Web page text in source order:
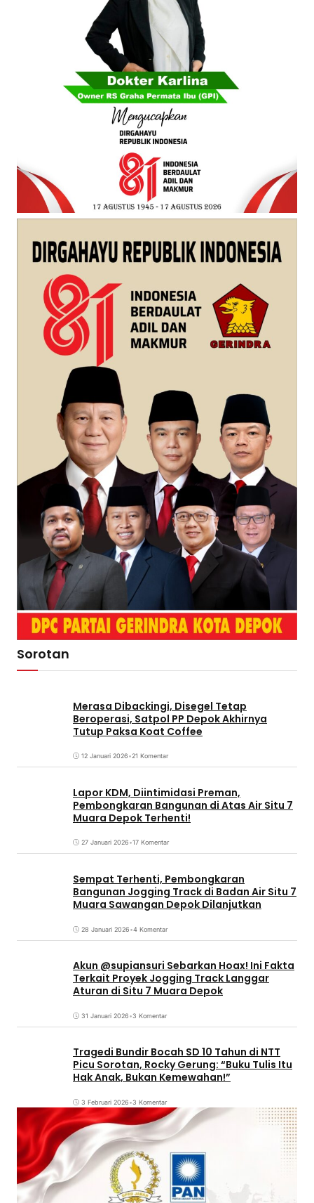
Sorotan
Merasa Dibackingi, Disegel Tetap
Beroperasi, Satpol PP Depok Akhirnya
Tutup Paksa Koat Coffee
12 Januari 2026•21 Komentar
Lapor KDM, Diintimidasi Preman,
Pembongkaran Bangunan di Atas Air Situ 7
Muara Depok Terhenti!
27 Januari 2026•17 Komentar
Sempat Terhenti, Pembongkaran
Bangunan Jogging Track di Badan Air Situ 7
Muara Sawangan Depok Dilanjutkan
28 Januari 2026•4 Komentar
Akun @supiansuri Sebarkan Hoax! Ini Fakta
Terkait Proyek Jogging Track Langgar
Aturan di Situ 7 Muara Depok
31 Januari 2026•3 Komentar
Tragedi Bundir Bocah SD 10 Tahun di NTT
Picu Sorotan, Rocky Gerung: “Buku Tulis Itu
Hak Anak, Bukan Kemewahan!”
3 Februari 2026•3 Komentar